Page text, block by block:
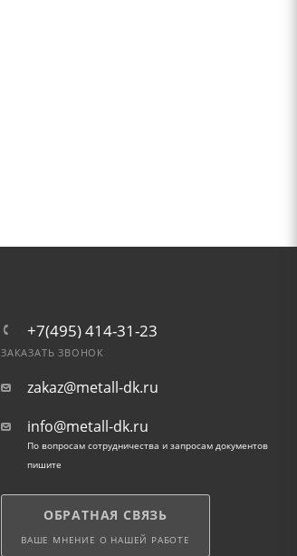
+7(495) 414-31-23
ЗАКАЗАТЬ ЗВОНОК
zakaz@metall-dk.ru
info@metall-dk.ru
По вопросам сотрудничества и запросам документов
пишите
ОБРАТНАЯ СВЯЗЬ
ВАШЕ МНЕНИЕ О НАШЕЙ РАБОТЕ